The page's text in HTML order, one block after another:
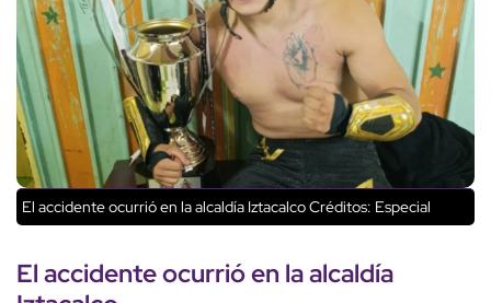
El accidente ocurrió en la alcaldía IztacalcoCréditos: Especial
Elaccidenteocurrió en laalcaldía